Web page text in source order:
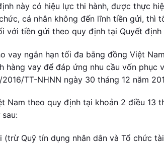
này có hiệu lực thi hành, được thực
cá nhân không đến lĩnh tiền gửi, thì
với tiền gửi theo quy định tại Quyết định
vay ngắn hạn tối đa bằng đồng Việt
hàng vay để đáp ứng nhu cầu vốn phục
TT-NHNN ngày 30 tháng 12 năm
Nam theo quy định tại khoản 2 điều 13
Quỹ tín dụng nhân dân và Tổ chức